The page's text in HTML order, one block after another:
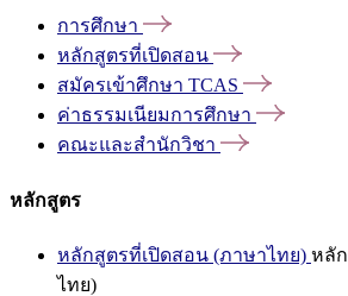
การศึกษา
หลักสูตรที่เปิดสอน
สมัครเข้าศึกษา TCAS
ค่าธรรมเนียมการศึกษา
คณะและสำนักวิชา
หลักสูตร
หลักสูตรที่เปิดสอน (ภาษาไทย) หลั
ไทย)